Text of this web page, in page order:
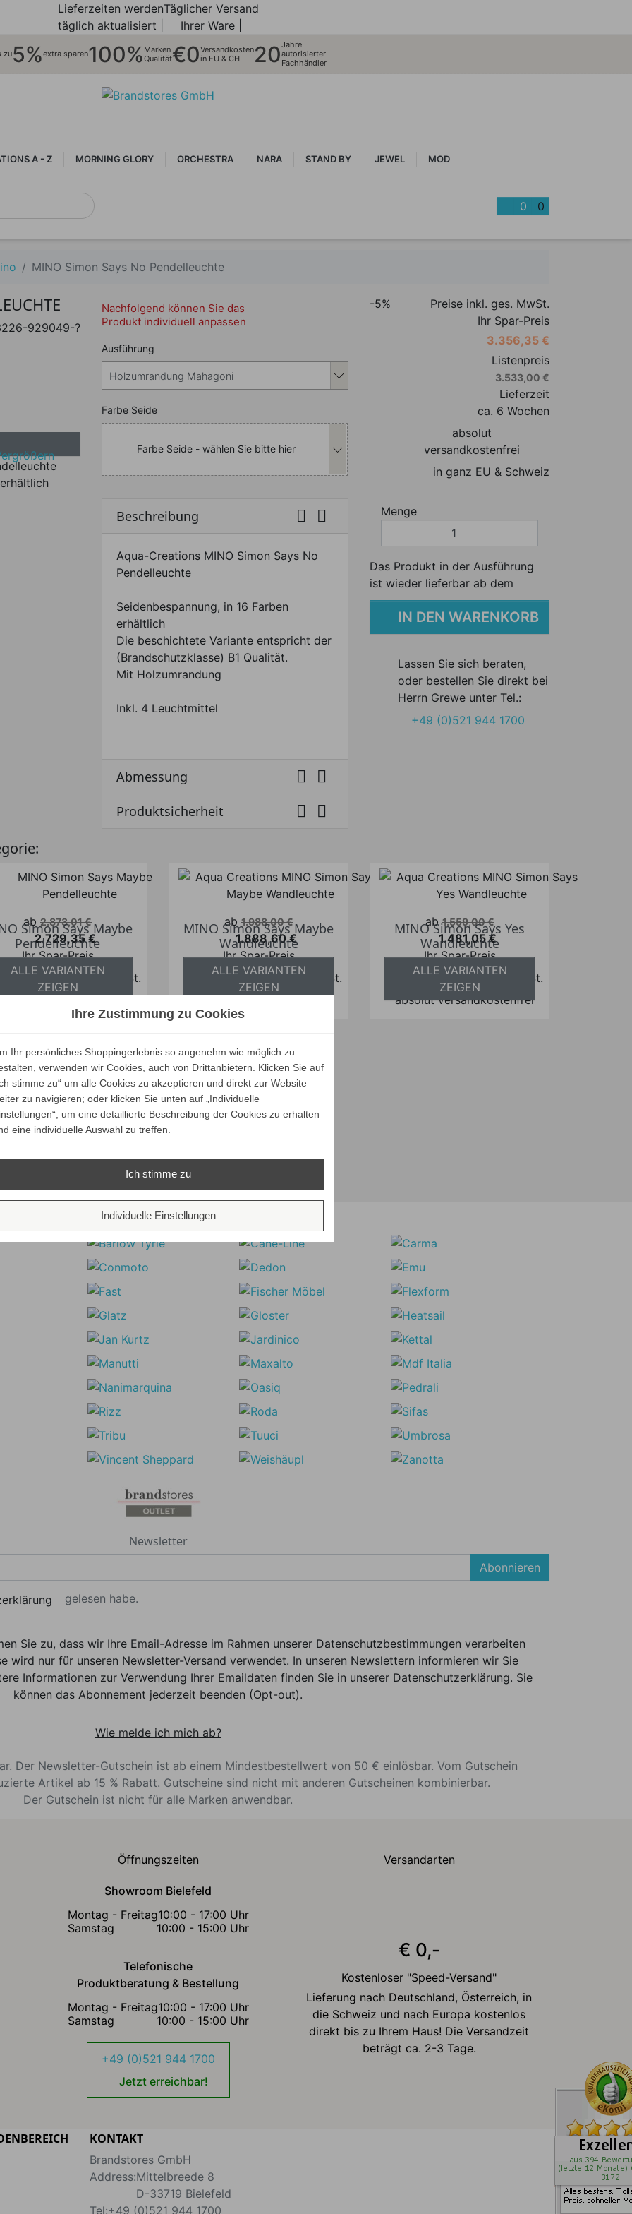
Lieferzeiten werden
täglich aktualisiert |
Täglicher Versand
Ihrer Ware |
zu5%extra sparen100% Marken
Qualität€0Versandkosten
in EU & CH
20Jahre
autorisierter
Fachhändler
A - Z MORNING GLORY ORCHESTRA NARA STAND BY JEWEL MOD
0 0
MINO Simon Says No Pendelleuchte
929049-?
Nachfolgend können Sie das
Produkt individuell anpassen
Nachfolgend können Sie das Produkt individuell anpassen
Ausführung
Nachfolgend können Sie das Produkt individuell anpassen
Farbe Seide
Farbe Seide - wählen Sie bitte hier
Beschreibung  
Aqua-Creations MINO Simon Says No
Pendelleuchte
Seidenbespannung, in 16 Farben
erhältlich
Die beschichtete Variante entspricht der
(Brandschutzklasse) B1 Qualität.
Mit Holzumrandung
Inkl. 4 Leuchtmittel
Abmessung  
Produktsicherheit  
-5%
Preise inkl. ges. MwSt.
Ihr Spar-Preis
3.356,35 €
Listenpreis
3.533,00 €
Lieferzeit
ca. 6 Wochen
absolut
versandkostenfrei
in ganz EU & Schweiz
Menge
Das Produkt in der Ausführung
ist wieder lieferbar ab dem
IN DEN WARENKORB
Lassen Sie sich beraten,
oder bestellen Sie direkt bei
Herrn Grewe unter Tel.:
+49 (0)521 944 1700
Verkaufspreis
ab 2.873,01 €
Preis
2.729,35 €
Ihr Spar-Preis
Preise inkl. ges. MwSt.
Simon Says Maybe
Pendelleuchte
ALLE VARIANTEN
ZEIGEN
Verkaufspreis
ab 1.988,00 €
Preis
1.888,60 €
Ihr Spar-Preis
Preise inkl. ges. MwSt.
MINO Simon Says Maybe
Wandleuchte
ALLE VARIANTEN
ZEIGEN
Verkaufspreis
ab 1.559,00 €
Preis
1.481,05 €
Ihr Spar-Preis
Preise inkl. ges. MwSt.
absolut versandkostenfrei
MINO Simon Says Yes
Wandleuchte
ALLE VARIANTEN
ZEIGEN
Verkaufspreis
ab 2.877,00 €
Preis
2.733,15 €
Ihr Spar-Preis
Simon Says No
Wandleuchte
ALLE VARIANTEN
Unsere Marken
Newsletter
Abonnieren
gelesen habe.
Sie zu, dass wir Ihre Email-Adresse im Rahmen unserer Datenschutzbestimmungen verarbeiten
wird nur für unseren Newsletter-Versand verwendet. In unseren Newslettern informieren wir Sie
Informationen zur Verwendung Ihrer Emaildaten finden Sie in unserer Datenschutzerklärung. Sie
können das Abonnement jederzeit beenden (Opt-out).
Wie melde ich mich ab?
Der Newsletter-Gutschein ist ab einem Mindestbestellwert von 50 € einlösbar. Vom Gutschein
Artikel ab 15 % Rabatt. Gutscheine sind nicht mit anderen Gutscheinen kombinierbar.
Der Gutschein ist nicht für alle Marken anwendbar.
Öffnungszeiten
Showroom Bielefeld
Montag - Freitag10:00 - 17:00 Uhr
Samstag
10:00 - 15:00 Uhr
Telefonische
Produktberatung & Bestellung
Montag - Freitag10:00 - 17:00 Uhr
Samstag
10:00 - 15:00 Uhr
+49 (0)521 944 1700
Jetzt erreichbar!
Versandarten
€ 0,-
Kostenloser "Speed-Versand"
Lieferung nach Deutschland, Österreich, in
die Schweiz und nach Europa kostenlos
direkt bis zu Ihrem Haus! Die Versandzeit
beträgt ca. 2-3 Tage.
KONTAKT
Brandstores GmbH
Address:Mittelbreede 8
D-33719 Bielefeld
Tel:+49 (0)521 944 1700
Ihre Zustimmung zu Cookies
Ihr persönliches Shoppingerlebnis so angenehm wie möglich zu
verwenden wir Cookies, auch von Drittanbietern. Klicken Sie auf
stimme zu“ um alle Cookies zu akzeptieren und direkt zur Website
zu navigieren; oder klicken Sie unten auf „Individuelle
um eine detaillierte Beschreibung der Cookies zu erhalten
eine individuelle Auswahl zu treffen.
Ich stimme zu
Individuelle Einstellungen